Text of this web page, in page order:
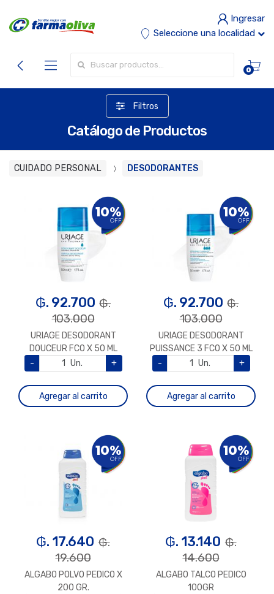
Ingresar
Seleccione una localidad
0
Filtros
Catálogo de Productos
CUIDADO PERSONAL DESODORANTES
10%
OFF
₲. 92.700 ₲.
103.000
URIAGE DESODORANT
DOUCEUR FCO X 50 ML
-
Un. +
Agregar al carrito
10%
OFF
₲. 92.700 ₲.
103.000
URIAGE DESODORANT
PUISSANCE 3 FCO X 50 ML
-
Un. +
Agregar al carrito
10%
OFF
₲. 17.640 ₲.
19.600
ALGABO POLVO PEDICO X
200 GR.
10%
OFF
₲. 13.140 ₲.
14.600
ALGABO TALCO PEDICO
100GR